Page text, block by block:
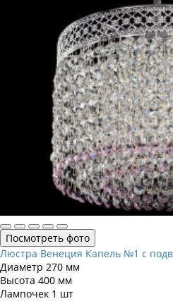
Посмотреть фото
Люстра Венеция Капель №1 с
Диаметр 270 мм
Высота 400 мм
Лампочек 1 шт